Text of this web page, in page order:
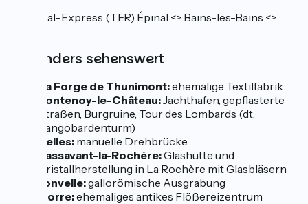
Regional-Express (TER) Épinal <> Bains-les-Bains <>
Besonders sehenswert
La Forge de Thunimont:ehemalige Textilfabrik
Fontenoy-le-Château:Jachthafen, gepflasterte
Straßen, Burgruine, Tour des Lombards (dt.
Langobardenturm)
Selles: manuelle Drehbrücke
Passavant-la-Rochère:Glashütte und
Kristallherstellung in La Rochère mit Glasbläsern
Jonvelle:gallorömische Ausgrabung
Corre:ehemaliges antikes Flößereizentrum